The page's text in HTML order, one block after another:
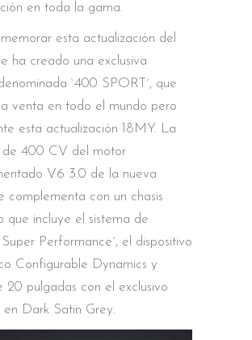
en toda la gama.
esta actualización del
ha creado una exclusiva
`400 SPORT´, que
venta en todo el mundo pero
esta actualización 18MY. La
de 400 CV del motor
V6 3.0 de la nueva
complementa con un chasis
que incluye el sistema de
Performance´, el dispositivo
Configurable Dynamics y
20 pulgadas con el exclusivo
Dark Satin Grey.